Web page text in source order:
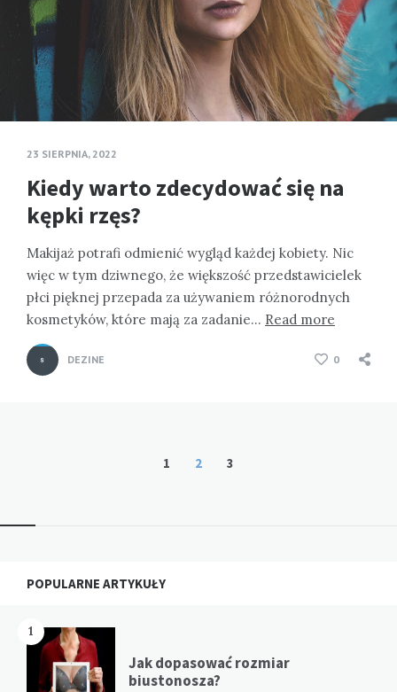
23 SIERPNIA, 2022
Kiedy warto zdecydować się na
kępki rzęs?
Makijaż potrafi odmienić wygląd każdej kobiety. Nic
więc w tym dziwnego, że większość przedstawicielek
płci pięknej przepada za używaniem różnorodnych
kosmetyków, które mają za zadanie… Read more
DEZINE 0
1 2 3
Widgets
POPULARNE ARTYKUŁY
1
Jak dopasować rozmiar
biustonosza?